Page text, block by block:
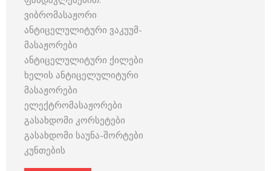
ვიბრომასაჟორი
ანტიცელულიტური ვაკუუმ-
მასაჟორები
ანტიცელულიტური ქილები
ხელის ანტიცელულიტური
მასაჟორები
ელექტრომასაჟორები
გასახდომი კორსეტები
გასახდომი საუნა-შორტები
კუნთების